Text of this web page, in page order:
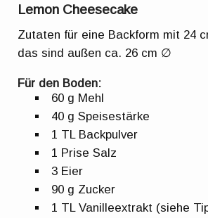
Lemon Cheesecake
Zutaten für eine Backform mit 24
das sind außen ca. 26 cm ∅
Für den Boden:
60 g Mehl
40 g Speisestärke
1 TL Backpulver
1 Prise Salz
3 Eier
90 g Zucker
1 TL Vanilleextrakt (siehe